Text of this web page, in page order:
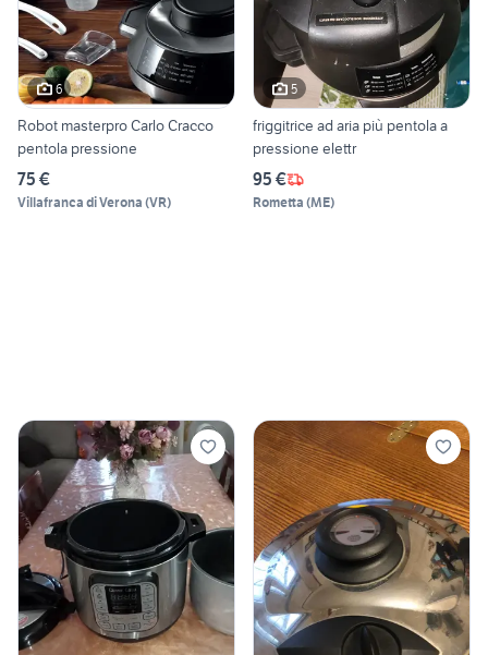
6
Robot masterpro Carlo Cracco
pentola pressione
75 €
Villafranca di Verona (VR)
5
friggitrice ad aria più pentola a
pressione elettr
95 €
Rometta (ME)